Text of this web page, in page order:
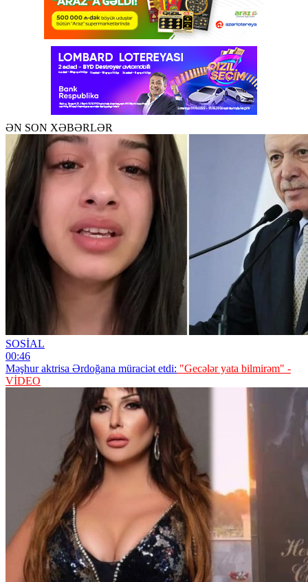
ƏN SON XƏBƏRLƏR
SOSİAL
00:46
Məşhur aktrisa Ərdoğana müraciət etdi: "Gecələr yata bilmirəm" -
VİDEO